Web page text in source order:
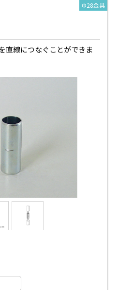
Φ28金具
直線につなぐことができま